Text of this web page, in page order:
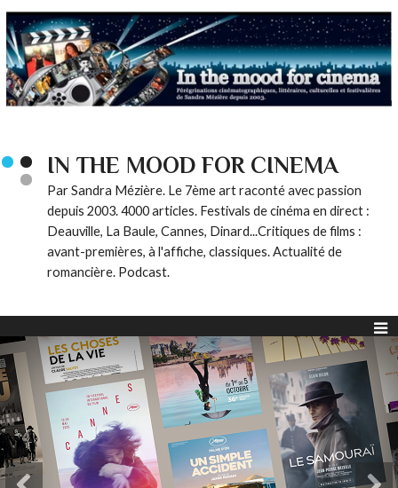
IN THE MOOD FOR CINEMA
Par Sandra Mézière. Le 7ème art raconté avec passion
depuis 2003. 4000 articles. Festivals de cinéma en direct :
Deauville, La Baule, Cannes, Dinard...Critiques de films :
avant-premières, à l'affiche, classiques. Actualité de
romancière. Podcast.